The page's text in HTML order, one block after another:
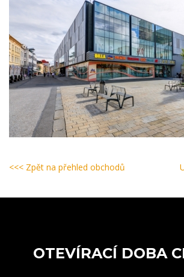
<<< Zpět na přehled obchodů
OTEVÍRACÍ DOBA